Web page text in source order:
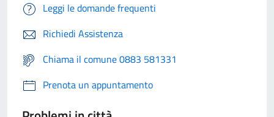
Leggi le domande frequenti
Richiedi Assistenza
Chiama il comune 0883 581331
Prenota un appuntamento